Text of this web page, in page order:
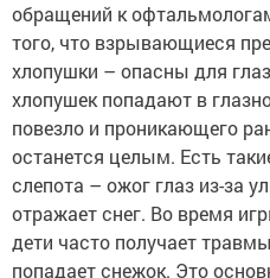
обращений к
того, что взрывающиеся
хлопушки – опасны для
хлопушек попадают в
повезло и проникающего
останется целым. Есть
слепота – ожог глаз из-за
отражает снег. Во время
дети часто получает
попадает снежок. Это